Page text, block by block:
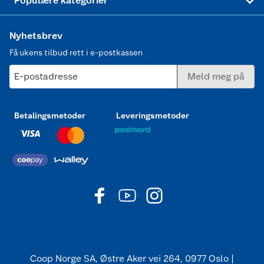
Nyhetsbrev
Få ukens tilbud rett i e-postkassen
E-postadresse Meld meg på
Betalingsmetoder Leveringsmetoder
Coop Norge SA, Østre Aker vei 264, 0977 Oslo |